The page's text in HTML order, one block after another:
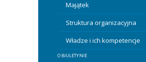
Majątek
Struktura organizacyjna
Władze i ich kompetencje
O BIULETYNIE